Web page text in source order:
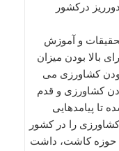
درکشور
و آموزش
بالا بودن میزان
کشاورزی می
کشاورزی و قدم
تا پیامدهایی
را در کشور
حوزه کاشت، داشت